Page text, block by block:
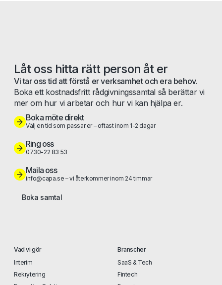
Låt oss hitta rätt person åt er
Vi tar oss tid att förstå er verksamhet och era behov.
Boka ett kostnadsfritt rådgivningssamtal så berättar vi
mer om hur vi arbetar och hur vi kan hjälpa er.
Boka möte direkt
Välj en tid som passar er – oftast inom 1-2 dagar
Ring oss
0730-22 83 53
Maila oss
info@capa.se – vi återkommer inom 24 timmar
Boka samtal
Vad vi gör
Interim
Rekrytering
Branscher
SaaS & Tech
Fintech